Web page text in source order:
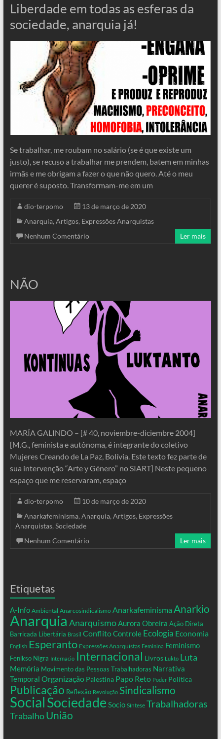
Liberdade em todas as esferas da
sociedade, anarquia já!
Se trabalhar, me roubam no salário (se é que existe um
justo), se recuso a trabalhar me prendem, batem em minhas
irmãs e me obrigam a fazer o que não quero. Até o meu
querer é suposto. Transformam-me em um
dio-terpomo
13 de março de 2020
Anarquia, Artigos, Expressões Anarquistas
Nenhum Comentário
Ler mais
NÃO
MARÍA GALINDO – [# 40, noviembre-diciembre 2004]
[M.G., feminista e autônoma, é integrante do coletivo
Mujeres Creando de La Paz, Bolívia. Este texto fez parte de
sua intervenção “Arte y Género” no SIART] Neste pequeno
espaço que me reservaram, espaço
dio-terpomo
10 de março de 2020
Anarkafeminisma, Anarquia, Artigos, Expressões
Anarquistas, Sociedade
Nenhum Comentário
Ler mais
Etiquetas
A-Info Ambiental Anarcosindicalismo Anarkafeminisma Anarkio
Anarquia AnarquismoAurora Obreira Ação Direta
Barricada Libertária Brasil ConflitoControle Ecologia Economia
English Esperanto Expressões Anarquistas Feminina Feminismo
Fenikso Nigra Internacio Internacional Livros Lukto Luta
Memória Movimento das Pessoas Trabalhadoras Narrativa
Temporal Organização Palestina Papo Reto Poder Política
Publicação Reflexão Revolução Sindicalismo
SocialSociedade Socio Síntese Trabalhadoras
Trabalho União